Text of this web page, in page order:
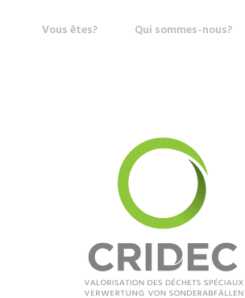
Vous êtes? Qui sommes-nous?